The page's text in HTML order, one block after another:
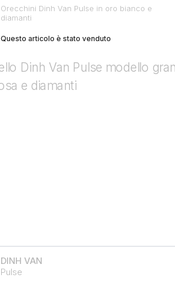
Orecchini Dinh Van Pulse in oro bianco e
diamanti
Questo articolo è stato venduto
DINH VAN
Pulse